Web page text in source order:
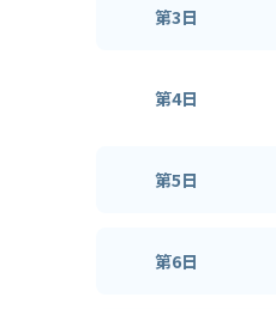
第3日
第4日
第5日
第6日